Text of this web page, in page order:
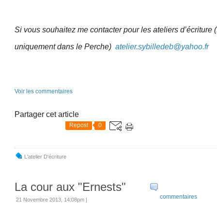
Si vous souhaitez me contacter pour les ateliers d’écriture
uniquement dans le Perche) atelier.sybilledeb@yahoo.fr
Voir les commentaires
Partager cet article
Repost 0
L'atelier D'écriture
commentaires
La cour aux "Ernests"
21 Novembre 2013, 14:08pm |